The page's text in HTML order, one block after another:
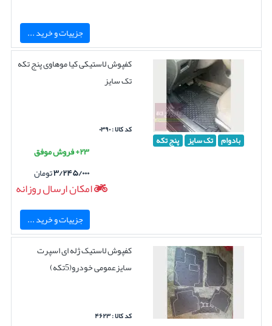
جزییات و خرید ...
بادوام تک سایز پنج تکه
کفپوش لاستیکی کیا موهاوی پنج تکه
تک سایز
کد کالا : ۰۳۹۰
۲۳+ فروش موفق
۳/۲۴۵/۰۰۰تومان
امکان ارسال روزانه
جزییات و خرید ...
کفپوش لاستیک ژله ای اسپرت
سایزعمومی خودرو(5تکه)
کد کالا : ۴۶۲۳